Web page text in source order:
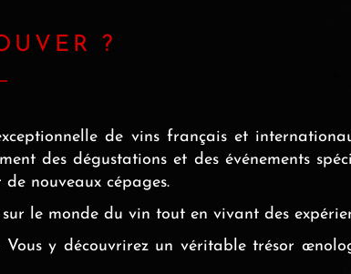
?
de vins français et
des dégustations et des événements
nouveaux cépages.
le monde du vin tout en vivant des
y découvrirez un véritable trésor